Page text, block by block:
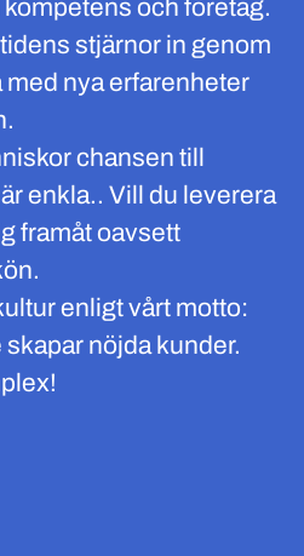
och företag.
stjärnor in genom
med nya erfarenheter
chansen till
enkla.. Vill du leverera
framåt oavsett
enligt vårt motto:
nöjda kunder.